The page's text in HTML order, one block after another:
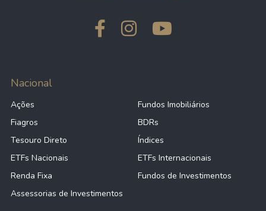
Nacional
Ações
Fundos Imobiliários
Fiagros
BDRs
Tesouro Direto
Índices
ETFs Nacionais
ETFs Internacionais
Renda Fixa
Fundos de Investimentos
Assessorias de Investimentos